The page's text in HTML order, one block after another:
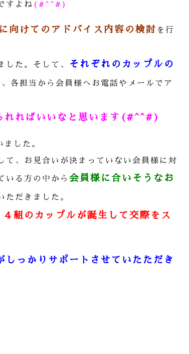
すよね (#^^#)
向けてのアドバイス内容の検討 を行
した。そして、
それぞれのカップルの
、各担当から会員様へお電話やメールでア
れればいいなと思います(#^^#)
ました。
て、お見合いが決まっていない会員様に対
いる方の中から 会員様に合いそうなお
ただきました。
４組のカップルが誕生して交際をス
しっかりサポートさせていたただき